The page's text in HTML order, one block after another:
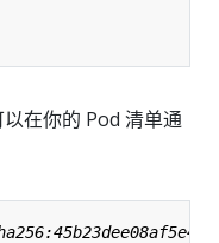
在你的 Pod 清单通